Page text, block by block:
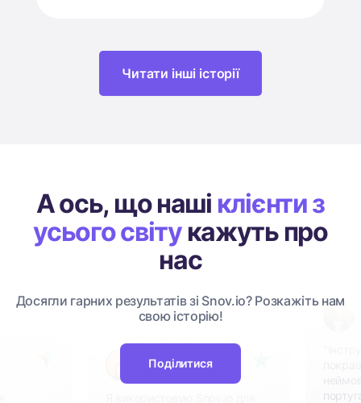
Читати інші історії
А ось, що наші клієнти з
усього світукажуть про
нас
Досягли гарних результатів зі Snov.io? Розкажіть нам
свою історію!
Поділитися
Trepke